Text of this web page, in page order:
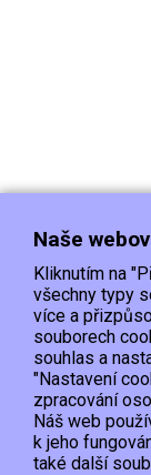
EET :Podle zákona
Naše
Kliknutím na
všechny typy
více a
souborech
souhlas a
"Nastavení
zpracování
Náš web
k jeho
také další